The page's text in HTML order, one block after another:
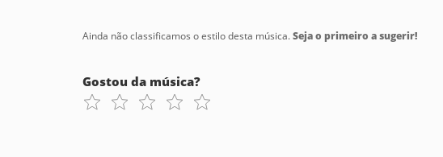
Ainda não classificamos o estilo desta música.Seja o primeiro a sugerir!
Gostou da música?